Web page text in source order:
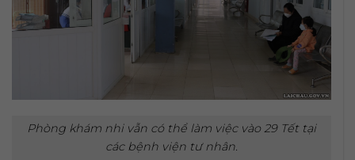
Phòng khám nhi vẫn có thể làm việc vào 29 Tết tại
các bệnh viện tư nhân.